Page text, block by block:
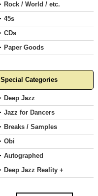
Rock / World / etc.
45s
CDs
Paper Goods
Special Categories
Deep Jazz
Jazz for Dancers
Breaks / Samples
Obi
Autographed
Deep Jazz Reality +